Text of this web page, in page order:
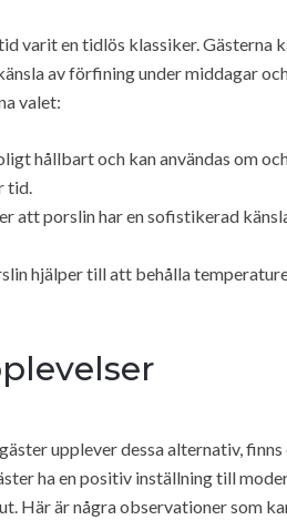
varit en tidlös klassiker. Gästerna
av förfining under middagar
valet:
hållbart och kan användas om
tid.
att porslin har en sofistikerad
hjälper till att behålla
upplever dessa alternativ,
ha en positiv inställning till
Här är några observationer som